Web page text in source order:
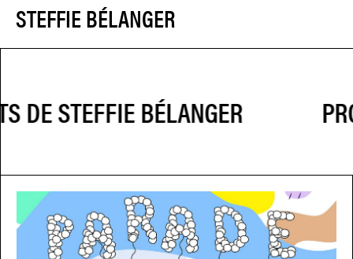
STEFFIE BÉLANGER